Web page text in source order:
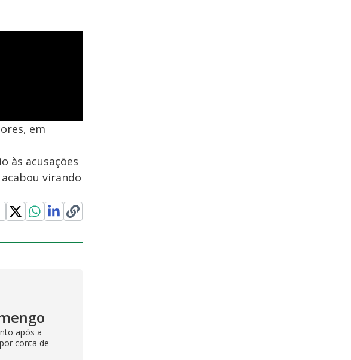
em
às acusações
virando
após a
conta de